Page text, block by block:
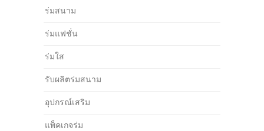
ร่มสนาม
ร่มแฟชั่น
ร่มใส
รับผลิตร่มสนาม
อุปกรณ์เสริม
แพ็คเกจร่ม